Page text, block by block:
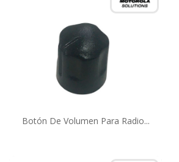
Botón De Volumen Para Radio...